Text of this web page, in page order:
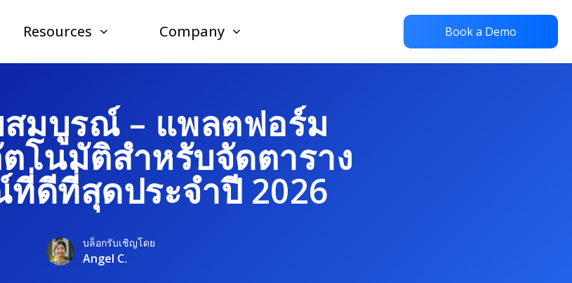
Resources Company Book a Demo
มบูรณ์ – แพลตฟอร์ม
โนมัติสำหรับจัดตาราง
ดีที่สุดประจำปี 2026
บล็อกรับเชิญโดย
Angel C.